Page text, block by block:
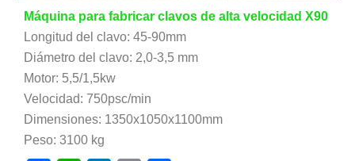
Máquina para fabricar clavos de alta velocidad X90
Longitud del clavo: 45-90mm
Diámetro del clavo: 2,0-3,5 mm
Motor: 5,5/1,5kw
Velocidad: 750psc/min
Dimensiones: 1350x1050x1100mm
Peso: 3100 kg